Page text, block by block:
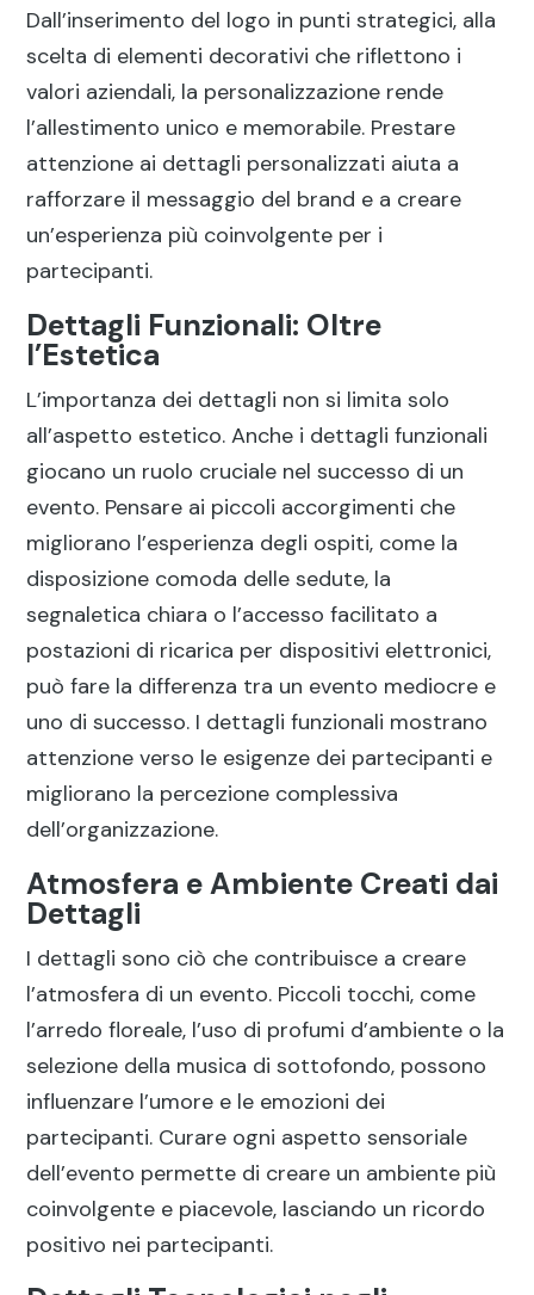
Dall’inserimento del logo in punti strategici, alla
scelta di elementi decorativi che riflettono i
valori aziendali, la personalizzazione rende
l’allestimento unico e memorabile. Prestare
attenzione ai dettagli personalizzati aiuta a
rafforzare il messaggio del brand e a creare
un’esperienza più coinvolgente per i
partecipanti.
Dettagli Funzionali: Oltre
l’Estetica
L’importanza dei dettagli non si limita solo
all’aspetto estetico. Anche i dettagli funzionali
giocano un ruolo cruciale nel successo di un
evento. Pensare ai piccoli accorgimenti che
migliorano l’esperienza degli ospiti, come la
disposizione comoda delle sedute, la
segnaletica chiara o l’accesso facilitato a
postazioni di ricarica per dispositivi elettronici,
può fare la differenza tra un evento mediocre e
uno di successo. I dettagli funzionali mostrano
attenzione verso le esigenze dei partecipanti e
migliorano la percezione complessiva
dell’organizzazione.
Atmosfera e Ambiente Creati dai
Dettagli
I dettagli sono ciò che contribuisce a creare
l’atmosfera di un evento. Piccoli tocchi, come
l’arredo floreale, l’uso di profumi d’ambiente o la
selezione della musica di sottofondo, possono
influenzare l’umore e le emozioni dei
partecipanti. Curare ogni aspetto sensoriale
dell’evento permette di creare un ambiente più
coinvolgente e piacevole, lasciando un ricordo
positivo nei partecipanti.